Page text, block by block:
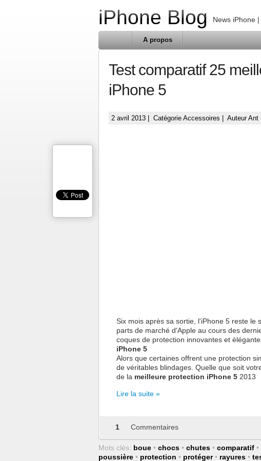
iPhone Blog News iPhone
A propos
Test comparatif 25
iPhone 5
2 avril 2013 | Catégorie Accessoires | Auteur Ant
Six mois après sa sortie, l'iPhone 5 reste le
parts de marché d'Apple au cours des
coques de protection innovantes et
iPhone 5
Alors que certaines offrent une protection
de véritables blindages. Quelle que soit
de la meilleure protection iPhone 5 2013
Lire la suite »
1 Commentaires
Mots clés: boue • chocs • chutes • comparatif •
poussière • protection • protéger• rayures •